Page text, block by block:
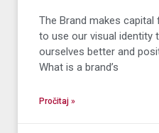
The Brand makes
to use our visual identity
ourselves better and
What is a brand’s
Pročitaj »